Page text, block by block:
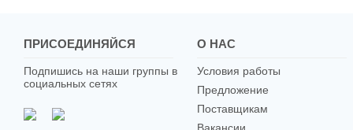
ПРИСОЕДИНЯЙСЯ
Подпишись на наши группы в
социальных сетях
О НАС
Условия работы
Предложение
Поставщикам